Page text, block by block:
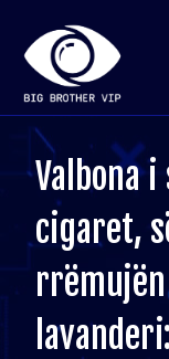
Valbona
cigaret,